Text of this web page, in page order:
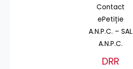
Contact
ePetiție
A.N.P.C. – SAL
A.N.P.C.
DRR